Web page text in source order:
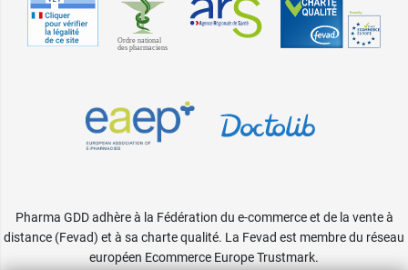
Pharma GDD adhère à la Fédération du e-commerce et de la vente à
distance (Fevad) et à sa charte qualité. La Fevad est membre du réseau
européen Ecommerce Europe Trustmark.